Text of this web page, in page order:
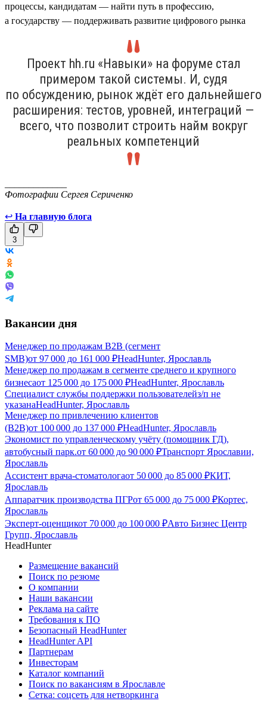
процессы, кандидатам — найти путь в профессию,
а государству — поддерживать развитие цифрового рынка
Проект hh.ru «Навыки» на форуме стал
примером такой системы. И, судя
по обсуждению, рынок ждёт его дальнейшего
расширения: тестов, уровней, интеграций —
всего, что позволит строить найм вокруг
реальных компетенций
Фотографии Сергея Сериченко
↩ На главную блога
3
Вакансии дня
Менеджер по продажам B2B (сегмент
SMB)от 97 000 до 161 000 ₽HeadHunter, Ярославль
Менеджер по продажам в сегменте среднего и крупного
бизнесаот 125 000 до 175 000 ₽HeadHunter, Ярославль
Специалист службы поддержки пользователейз/п не
указанаHeadHunter, Ярославль
Менеджер по привлечению клиентов
(B2B)от 100 000 до 137 000 ₽HeadHunter, Ярославль
Экономист по управленческому учёту (помощник ГД),
автобусный парк.от 60 000 до 90 000 ₽Транспорт Ярославии,
Ярославль
Ассистент врача-стоматологаот 50 000 до 85 000 ₽КИТ,
Ярославль
Аппаратчик производства ПГРот 65 000 до 75 000 ₽Кортес,
Ярославль
Эксперт-оценщикот 70 000 до 100 000 ₽Авто Бизнес Центр
Групп, Ярославль
HeadHunter
Размещение вакансий
Поиск по резюме
О компании
Наши вакансии
Реклама на сайте
Требования к ПО
Безопасный HeadHunter
HeadHunter API
Партнерам
Инвесторам
Каталог компаний
Поиск по вакансиям в Ярославле
Сетка: соцсеть для нетворкинга